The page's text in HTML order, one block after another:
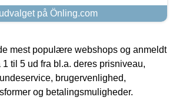
på Önling.com
mest populære webshops og anmeldt
til 5 ud fra bl.a. deres prisniveau,
brugervenlighed,
og betalingsmuligheder.